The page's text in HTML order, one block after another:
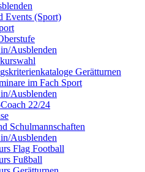
Events (Sport)
Ausblenden
Gerätturnen
im Fach Sport
Ausblenden
22/24
Schulmannschaften
Ausblenden
Flag Football
Fußball